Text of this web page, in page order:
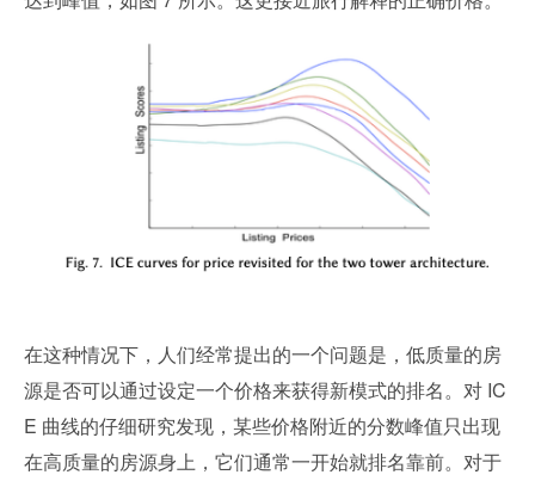
在这种情况下，人们经常提出的一个问题是，低质量的房
源是否可以通过设定一个价格来获得新模式的排名。对 IC
E 曲线的仔细研究发现，某些价格附近的分数峰值只出现
在高质量的房源身上，它们通常一开始就排名靠前。对于